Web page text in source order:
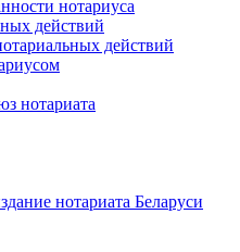
нотариуса
действий
действий
нотариата
нотариата Беларуси